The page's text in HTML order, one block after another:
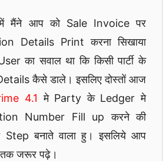
में मैंने आप को Sale Invoice पर
Details Print करना सिखाया
का सवाल था कि किसी पार्टी के
कैसे डाले। इसलिए दोस्तों आज
4.1 मे Party के Ledger मे
Number Fill up करने की
बनाते वाला हु। इसलिये आप
जरूर पढ़े।